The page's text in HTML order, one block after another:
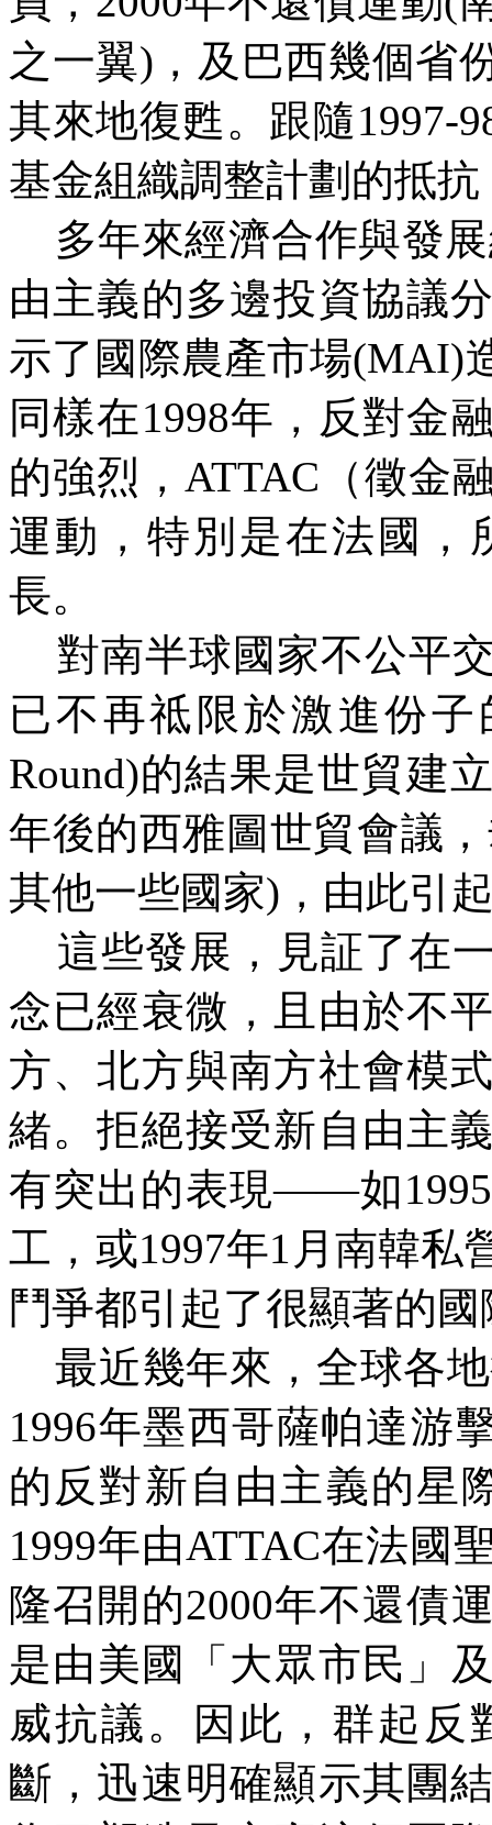
之一翼)，及巴西幾個省
其來地復甦。跟隨1997-
基金組織調整計劃的抵
多年來經濟合作與發展
由主義的多邊投資協議
示了國際農產市場(MAI)
同樣在1998年，反對金
的強烈，ATTAC（徵金
運動，特別是在法國，
長。
對南半球國家不公平
已不再祗限於激進份子
Round)的結果是世貿建
年後的西雅圖世貿會議，
其他一些國家)，由此
這些發展，見証了在
念已經衰微，且由於不
方、北方與南方社會模
緒。拒絕接受新自由主
有突出的表現——如
工，或1997年1月南韓
鬥爭都引起了很顯著的
最近幾年來，全球各
1996年墨西哥薩帕達游
的反對新自由主義的星
1999年由ATTAC在法國
隆召開的2000年不還債
是由美國「大眾市民」
威抗議。因此，群起反
斷，迅速明確顯示其團